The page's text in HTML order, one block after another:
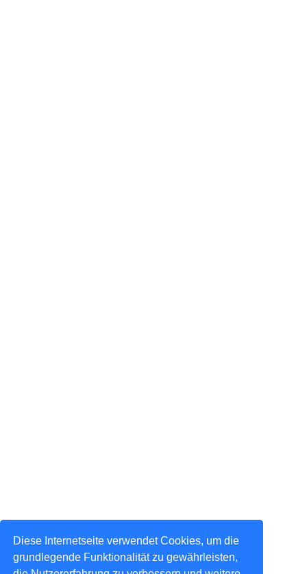
Diese Internetseite verwendet Cookies, um die
grundlegende Funktionalität zu gewährleisten,